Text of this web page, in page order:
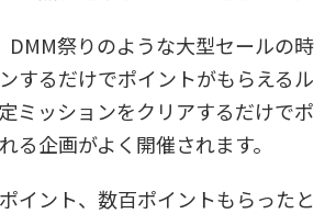
DMM祭りのような大型セールの時
するだけでポイントがもらえるル
ミッションをクリアするだけでポ
る企画がよく開催されます。
イント、数百ポイントもらったと